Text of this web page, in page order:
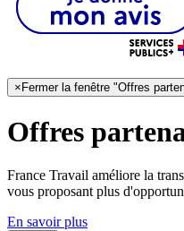
×Fermer la fenêtre "Offres
Offres
France Travail améliore la
vous proposant plus
En savoir plus